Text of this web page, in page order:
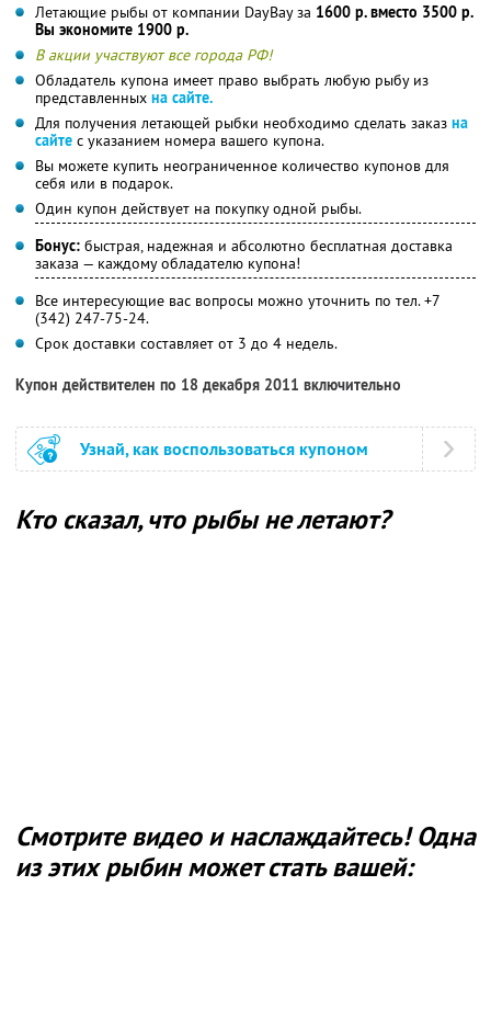
Летающие рыбы от компании DayBay за 1600 р. вместо 3500 р.
Вы экономите 1900 р.
В акции участвуют все города РФ!
Обладатель купона имеет право выбрать любую рыбу из
представленных на сайте.
Для получения летающей рыбки необходимо сделать заказ на
сайте с указанием номера вашего купона.
Вы можете купить неограниченное количество купонов для
себя или в подарок.
Один купон действует на покупку одной рыбы.
Бонус: быстрая, надежная и абсолютно бесплатная доставка
заказа — каждому обладателю купона!
Все интересующие вас вопросы можно уточнить по тел. +7
(342) 247-75-24.
Срок доставки составляет от 3 до 4 недель.
Купон действителен по 18 декабря 2011 включительно
Узнай, как воспользоваться купоном
Кто сказал, что рыбы не летают?
Смотрите видео и наслаждайтесь! Одна
из этих рыбин может стать вашей: